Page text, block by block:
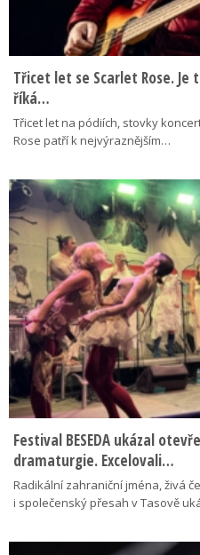
Třicet let se Scarlet Rose.
říká…
Třicet let na pódiích, stovky
Rose patří k nejvýraznějším…
Festival BESEDA ukázal
dramaturgie. Excelovali…
Radikální zahraniční jména, živá
i společenský přesah v Tasově